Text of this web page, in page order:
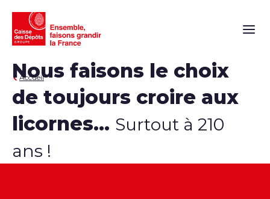
Accueil
Nous faisons le choix
de toujours croire aux
licornes... Surtout à 210
ans !